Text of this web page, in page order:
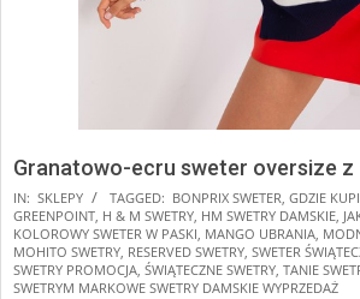
Granatowo-ecru sweter oversize
2025-
11-
10
IN: SKLEPY TAGGED: BONPRIX SWETER, GDZIE
GREENPOINT, H & M SWETRY, HM SWETRY DAMSKIE,
KOLOROWY SWETER W PASKI, MANGO UBRANIA,
MOHITO SWETRY, RESERVED SWETRY, SWETER
SWETRY PROMOCJA, ŚWIĄTECZNE SWETRY, TANIE
SWETRYM MARKOWE SWETRY DAMSKIE WYPRZEDAŻ